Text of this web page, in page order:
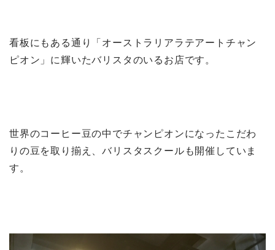
看板にもある通り「オーストラリアラテアートチャン
ピオン」に輝いたバリスタのいるお店です。
世界のコーヒー豆の中でチャンピオンになったこだわ
りの豆を取り揃え、バリスタスクールも開催していま
す。